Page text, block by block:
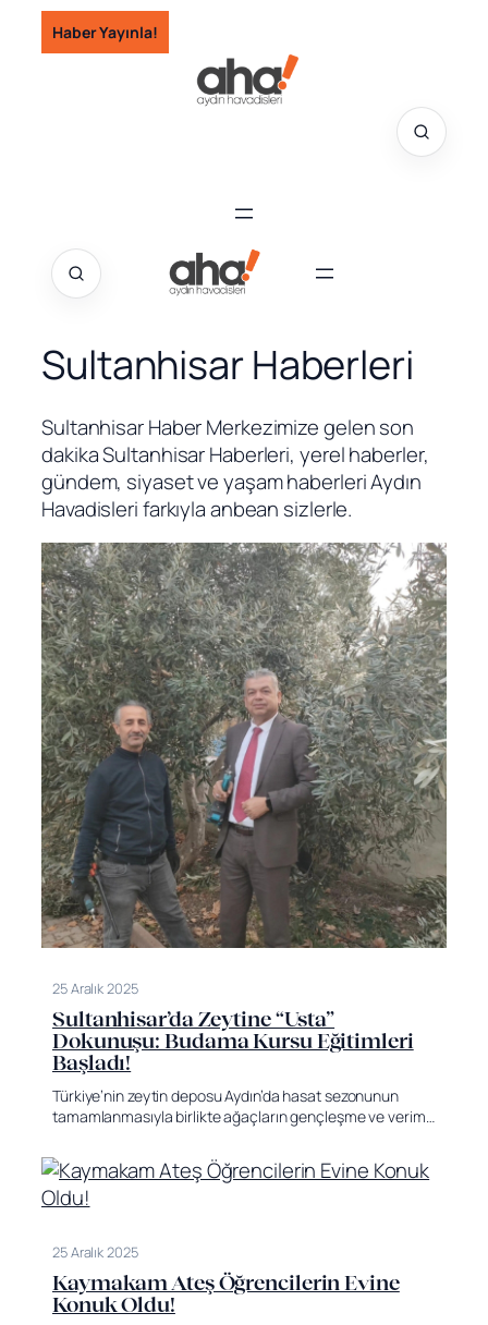
İçeriğe
geç
Haber Yayınla!
Sultanhisar Haberleri
Sultanhisar Haber Merkezimize gelen son
dakika Sultanhisar Haberleri, yerel haberler,
gündem, siyaset ve yaşam haberleri Aydın
Havadisleri farkıyla anbean sizlerle.
25 Aralık 2025
Sultanhisar’da Zeytine “Usta”
Dokunuşu: Budama Kursu Eğitimleri
Başladı!
Türkiye’nin zeytin deposu Aydın’da hasat sezonunun
tamamlanmasıyla birlikte ağaçların gençleşme ve verim…
25 Aralık 2025
Kaymakam Ateş Öğrencilerin Evine
Konuk Oldu!